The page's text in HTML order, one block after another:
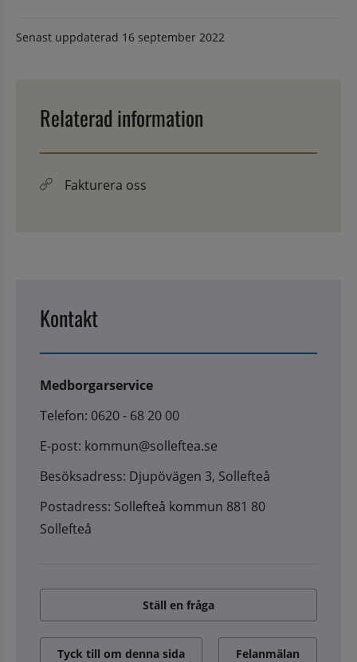
Senast uppdaterad 16 september 2022
Relaterad information
Fakturera oss
Kontakt
Medborgarservice
Telefon: 0620 - 68 20 00
E-post: kommun@solleftea.se
Besöksadress: Djupövägen 3, Sollefteå
Postadress: Sollefteå kommun 881 80
Sollefteå
Ställ en fråga
Tyck till om denna sida Felanmälan